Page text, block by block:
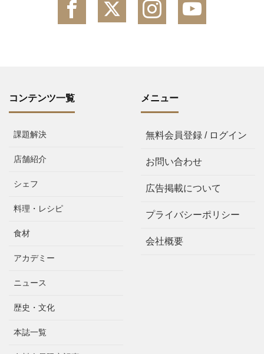
コンテンツ一覧
課題解決
店舗紹介
シェフ
料理・レシピ
食材
アカデミー
ニュース
歴史・文化
本誌一覧
メニュー
無料会員登録 / ログイン
お問い合わせ
広告掲載について
プライバシーポリシー
会社概要